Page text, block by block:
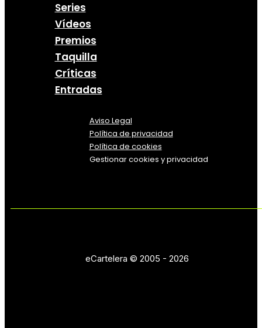
Series
Vídeos
Premios
Taquilla
Críticas
Entradas
Aviso Legal
Política de privacidad
Política de cookies
Gestionar cookies y privacidad
eCartelera © 2005 - 2026